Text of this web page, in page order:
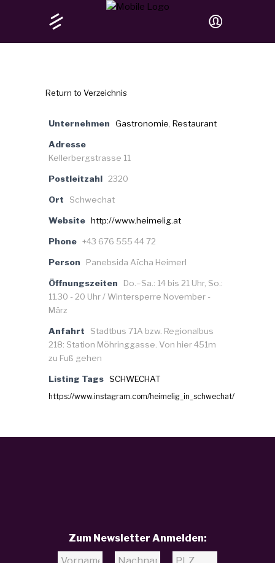
Return to Verzeichnis
Unternehmen Gastronomie Restaurant
Adresse
Kellerbergstrasse 11
Postleitzahl 2320
Ort Schwechat
Website http://www.heimelig.at
Phone +43 676 555 44 72
Person Panebsida Aïcha Heimerl
Öffnungszeiten
Do.–Sa.: 14 bis 21 Uhr, So.:
11.30 - 20 Uhr / Wintersperre November -
März
Anfahrt
Stadtbus 71A bzw. Regionalbus
218: Station Möhringgasse. Von hier 451m
zu Fuß gehen
Listing Tags SCHWECHAT
https://www.instagram.com/heimelig_in_schwechat/
Zum Newsletter Anmelden: